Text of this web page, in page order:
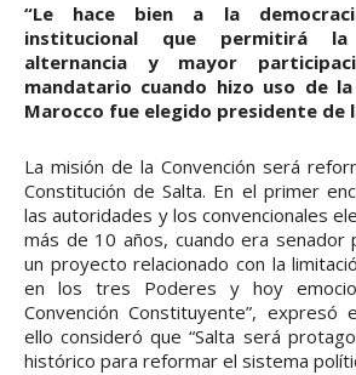
“Le hace bien a la
institucional que permitirá
alternancia y mayor
mandatario cuando hizo uso de
Marocco fue elegido presidente de
La misión de la Convención será
Constitución de Salta. En el primer
las autoridades y los convencionales
más de 10 años, cuando era senador
un proyecto relacionado con la
en los tres Poderes y hoy
Convención Constituyente”, expresó
ello consideró que “Salta será
histórico para reformar el sistema